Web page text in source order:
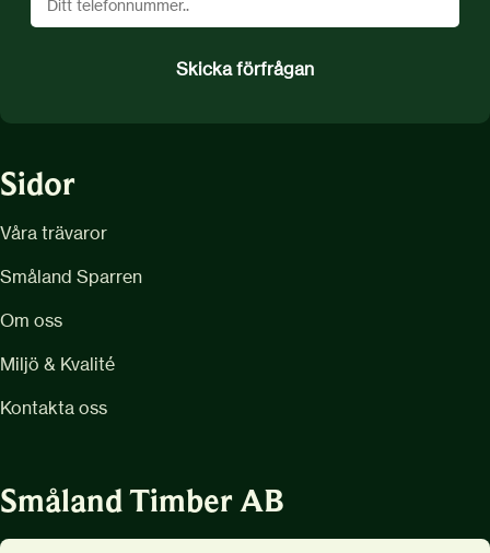
Sidor
Våra trävaror
Småland Sparren
Om oss
Miljö & Kvalité
Kontakta oss
Småland Timber AB